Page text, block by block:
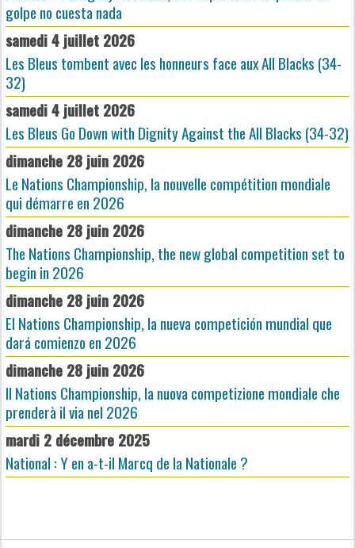
golpe no cuesta nada
samedi 4 juillet 2026
Les Bleus tombent avec les honneurs face aux All Blacks (34-
32)
samedi 4 juillet 2026
Les Bleus Go Down with Dignity Against the All Blacks (34-32)
dimanche 28 juin 2026
Le Nations Championship, la nouvelle compétition mondiale
qui démarre en 2026
dimanche 28 juin 2026
The Nations Championship, the new global competition set to
begin in 2026
dimanche 28 juin 2026
El Nations Championship, la nueva competición mundial que
dará comienzo en 2026
dimanche 28 juin 2026
Il Nations Championship, la nuova competizione mondiale che
prenderà il via nel 2026
mardi 2 décembre 2025
National : Y en a-t-il Marcq de la Nationale ?